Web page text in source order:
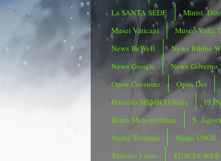
La SANTA SEDE
Minist.
Musei Vaticani
Museo Valle
News BeWeB
News Bibbia
News Google
News Governo
Open Coesione
Opus Dei
Pericolo SISMICO Italia
PJ
Roma Metropolitana
S.
Sisma Tsunami
Sisma USGS
Turismo Lazio
TUSCIA WEB